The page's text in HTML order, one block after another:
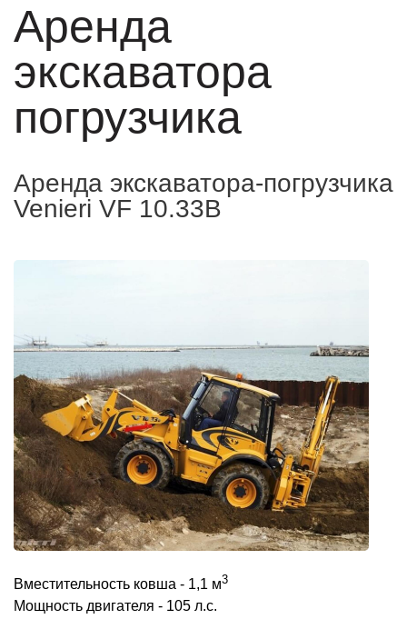
Аренда
экскаватора
погрузчика
Аренда экскаватора-погрузчика
Venieri VF 10.33B
Вместительность ковша - 1,1 м3
Мощность двигателя - 105 л.с.